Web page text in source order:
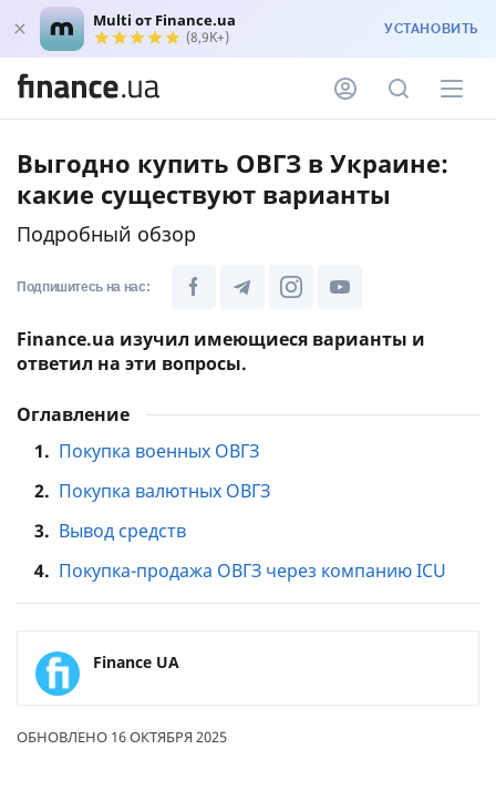
Multi от Finance.ua
(8,9K+) УСТАНОВИТЬ
Выгодно купить ОВГЗ в Украине:
какие существуют варианты
Подробный обзор
Подпишитесь на нас:
Finance.ua изучил имеющиеся варианты и
ответил на эти вопросы.
Оглавление
1. Покупка военных ОВГЗ
2. Покупка валютных ОВГЗ
3. Вывод средств
4. Покупка-продажа ОВГЗ через компанию ICU
Finance UA
ОБНОВЛЕНО 16 ОКТЯБРЯ 2025